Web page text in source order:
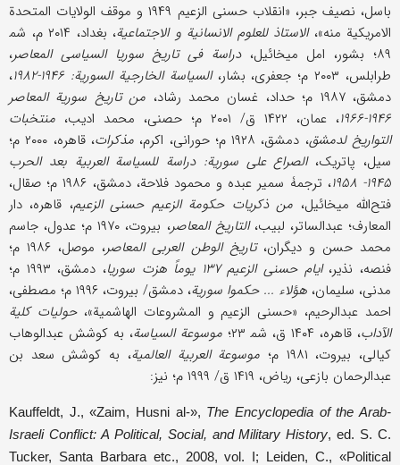
باسل، نصیف جبر، «انقلاب حسنی الزعیم ۱۹۴۹ و موقف الولایات المتحدة
الامریکیة منه»،الاستاذ للعلوم الانسانیة و الاجتماعیة
، بغداد، ۲۰۱۴ م، شم‍
۸۹؛ بشور، امل میخائیل،
دراسة فی تاریخ سوریا السیاسی المعاصر،
طرابلس، ۲۰۰۳ م؛ جعفری، بشار،
السیاسة الخارجیة السوریة: ۱۹۴۶-۱۹۸۲
،
دمشق، ۱۹۸۷ م؛ حداد، غسان محمد رشاد،
من تاریخ سوریة المعاصر
۱۹۴۶-۱۹۶۶
، عمان، ۱۴۲۲ ق/ ۲۰۰۱ م؛ حصنی، محمد ادیب،
منتخبات
التواریخ لدمشق، دمشق، ۱۹۲۸ م؛ حورانی، اکرم، مذکرات
، قاهره، ۲۰۰۰ م؛
سیل، پاتریک،الصراع على سوریة: دراسة للسیاسة العربیة بعد الحرب
۱۹۴۵- ۱۹۵۸
، ترجمۀ سمیر عبده و محمود فلاحة، دمشق، ۱۹۸۶ م؛ صقال،
فتح‌الله میخائیل، من ذکریات حکومة الزعیم حسنی الزعیم، قاهره، دار
المعارف؛ عبدالساتر، لبیب،التاریخ المعاصر
، بیروت، ۱۹۷۰ م؛ عدول، جاسم
محمد حسن و دیگران،تاریخ الوطن العربی المعاصر
، موصل، ۱۹۸۶ م؛
فنصه، نذیر، ایام حسنی الزعیم ۱۳۷ یوماً هزت سوریا
، دمشق، ۱۹۹۳ م؛
مدنی، سلیمان، هؤلاء ... حکموا سوریة
، دمشق/ بیروت، ۱۹۹۶ م؛ مصطفى،
احمد عبدالرحیم، «حسنی الزعیم و المشروعات الهاشمیة»،حولیات کلیة
الآداب، قاهره، ۱۴۰۴ ق، شم‍ ۲۳؛ موسوعة السیاسة، به کوشش عبدالوهاب
کیالی، بیروت، ۱۹۸۱ م؛
موسوعة العربیة العالمیة، به کوشش سعد بن
عبدالرحمان بازعی، ریاض، ۱۴۱۹ ق/ ۱۹۹۹ م؛ نیز:
Kauffeldt, J., «Zaim, Husni al-», The Encyclopedia of the Arab-
Israeli Conflict: A Political, Social, and Military History, ed. S. C.
Tucker, Santa Barbara etc., 2008, vol. I; Leiden, C., «Political